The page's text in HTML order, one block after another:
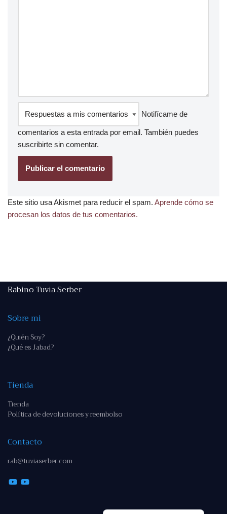
Notifícame de
comentarios a esta entrada por email. También puedes
suscribirte sin comentar.
Este sitio usa Akismet para reducir el spam. Aprende cómo se
procesan los datos de tus comentarios.
Rabino Tuvia Serber
Sobre mi
¿Quién Soy?
¿Qué es Jabad?
Tienda
Tienda
Política de devoluciones y reembolso
Contacto
rab@tuviaserber.com